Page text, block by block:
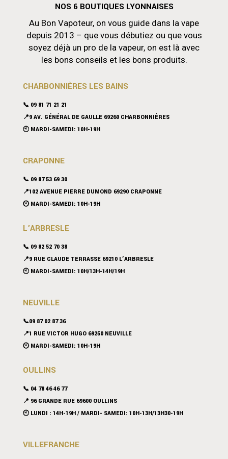
NOS 6 BOUTIQUES LYONNAISES
Au Bon Vapoteur, on vous guide dans la vape
depuis 2013 – que vous débutiez ou que vous
soyez déjà un pro de la vapeur, on est là avec
les bons conseils et les bons produits.
CHARBONNIÈRES LES BAINS
📞 09 81 71 21 21
📍9 AV. GÉNÉRAL DE GAULLE 69260 CHARBONNIÈRES
🕙 MARDI-SAMEDI: 10H-19H
CRAPONNE
📞 09 87 53 69 30
📍102 AVENUE PIERRE DUMOND 69290 CRAPONNE
🕙 MARDI-SAMEDI: 10H-19H
L’ARBRESLE
📞 09 82 52 70 38
📍9 RUE CLAUDE TERRASSE 69210 L’ARBRESLE
🕙 MARDI-SAMEDI: 10H/13H-14H/19H
NEUVILLE
📞09 87 02 87 36
📍1 RUE VICTOR HUGO 69250 NEUVILLE
🕙 MARDI-SAMEDI: 10H-19H
OULLINS
📞 04 78 46 46 77
📍 96 GRANDE RUE 69600 OULLINS
🕙 LUNDI : 14H-19H / MARDI- SAMEDI: 10H-13H/13H30-19H
VILLEFRANCHE